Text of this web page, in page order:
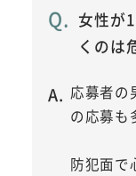
女性が
くのは
応募者の
の応募も
防犯面で